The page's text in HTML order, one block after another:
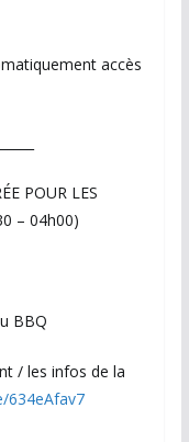
accès
POUR LES
– 04h00)
BBQ
/ les infos de la
634eAfav7